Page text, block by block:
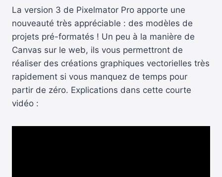
La version 3 de Pixelmator Pro apporte une
nouveauté très appréciable : des modèles de
projets pré-formatés ! Un peu à la manière de
Canvas sur le web, ils vous permettront de
réaliser des créations graphiques vectorielles très
rapidement si vous manquez de temps pour
partir de zéro. Explications dans cette courte
vidéo :